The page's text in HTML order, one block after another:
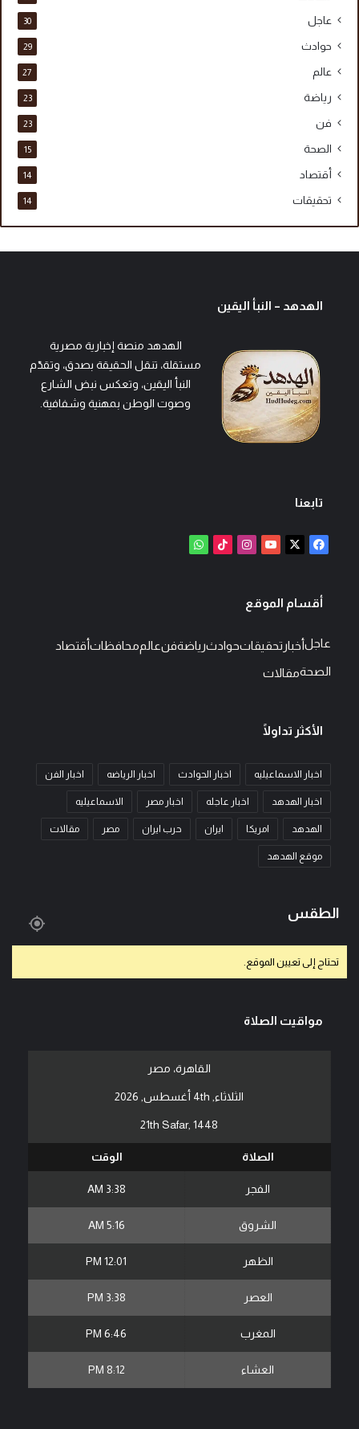
عاجل 30
حوادث 29
عالم 27
رياضة 23
فن 23
الصحة 15
أقتصاد 14
تحقيقات 14
الهدهد – النبأ اليقين
الهدهد منصة إخبارية مصرية
مستقلة، تنقل الحقيقة بصدق، وتقدّم
النبأ اليقين، وتعكس نبض الشارع
وصوت الوطن بمهنية وشفافية.
تابعنا
فيسبوك ‫YouTubeانستقرام‫TikTok
أقسام الموقع
عاجلأخبار تحقيقاتحوادثرياضةفنعالممحافظاتأقتصاد
الصحةمقالات
الأكثر تداولًا
اخبار الاسماعيليه اخبار الحوادث اخبار الرياضه اخبار الفن
اخبار الهدهد اخبار عاجله اخبار مصر الاسماعيليه
الهدهد امريكا ايران حرب ايران مصر مقالات
موقع الهدهد
الطقس
تحتاج إلى تعيين الموقع.
مواقيت الصلاة
القاهرة، مصر
الثلاثاء, 4th أغسطس, 2026
21th Safar, 1448
الصلاة الوقت
الفجر 3:38 AM
الشروق 5:16 AM
الظهر 12:01 PM
العصر 3:38 PM
المغرب 6:46 PM
العشاء 8:12 PM